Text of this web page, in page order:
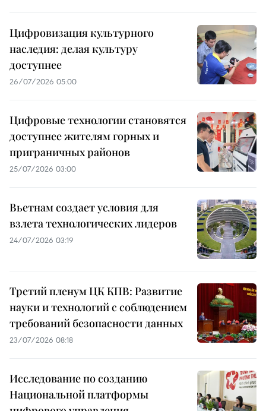
Цифровизация культурного
наследия: делая культуру
доступнее
26/07/2026 05:00
Цифровые технологии становятся
доступнее жителям горных и
приграничных районов
25/07/2026 03:00
Вьетнам создает условия для
взлета технологических лидеров
24/07/2026 03:19
Третий пленум ЦК КПВ: Развитие
науки и технологий с соблюдением
требований безопасности данных
23/07/2026 08:18
Исследование по созданию
Национальной платформы